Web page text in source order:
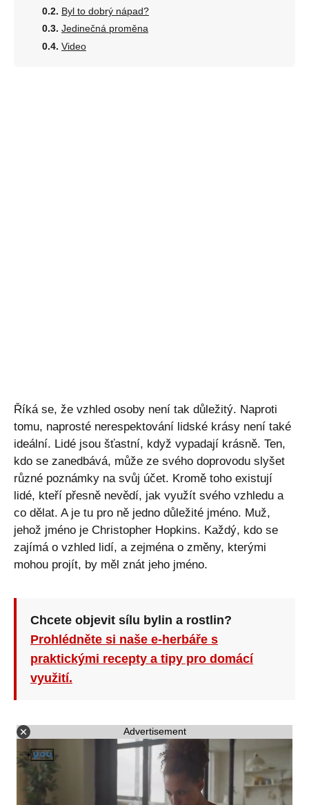
Byl to dobrý nápad?
Jedinečná proměna
Video
Říká se, že vzhled osoby není tak důležitý. Naproti
tomu, naprosté nerespektování lidské krásy není také
ideální. Lidé jsou šťastní, když vypadají krásně. Ten,
kdo se zanedbává, může ze svého doprovodu slyšet
různé poznámky na svůj účet. Kromě toho existují
lidé, kteří přesně nevědí, jak využít svého vzhledu a
co dělat. A je tu pro ně jedno důležité jméno. Muž,
jehož jméno je Christopher Hopkins. Každý, kdo se
zajímá o vzhled lidí, a zejména o změny, kterými
mohou projít, by měl znát jeho jméno.
Chcete objevit sílu bylin a rostlin?
Prohlédněte si naše e-herbáře s
praktickými recepty a tipy pro domácí
využití.
Advertisement